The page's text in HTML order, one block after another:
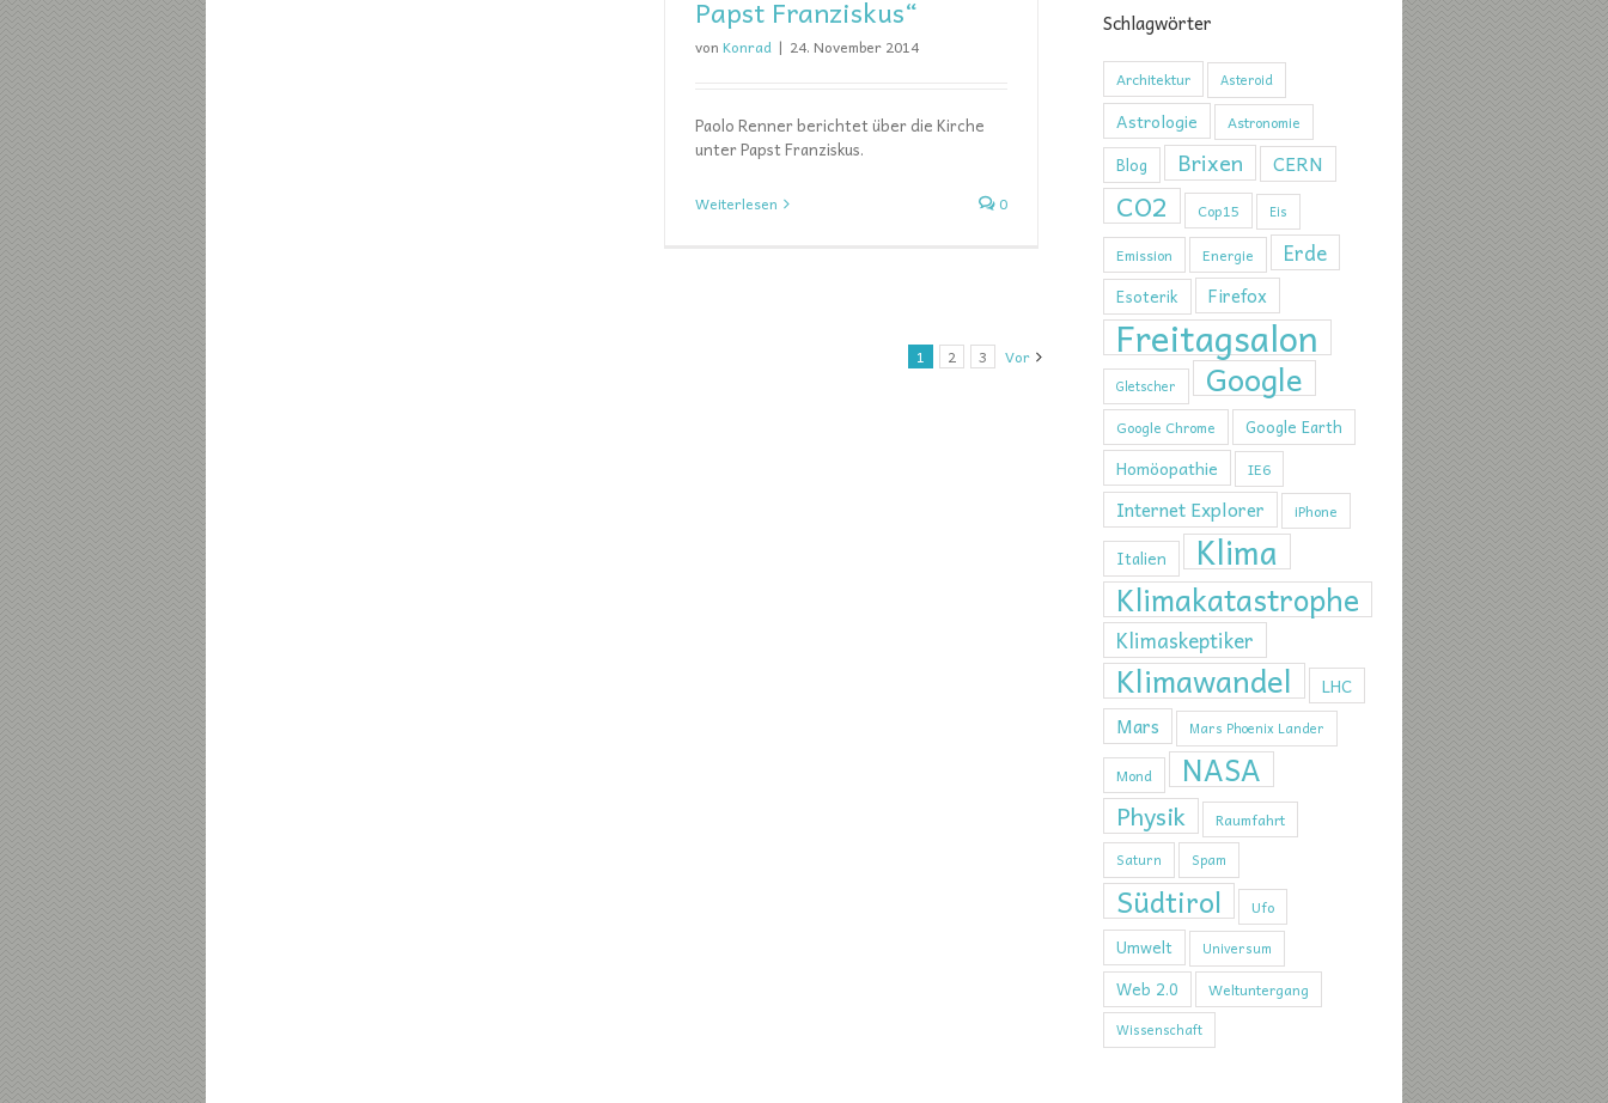
Papst Franziskus“
von Konrad | 24. November 2014
Paolo Renner berichtet über die Kirche
unter Papst Franziskus.
Weiterlesen 0
1 2 3 Vor
Schlagwörter
Architektur Asteroid
Astrologie Astronomie
Blog Brixen CERN
CO2 Cop15 Eis
Emission Energie Erde
Esoterik Firefox
Freitagsalon
Gletscher Google
Google Chrome Google Earth
Homöopathie IE6
Internet Explorer iPhone
Italien Klima
Klimakatastrophe
Klimaskeptiker
Klimawandel LHC
Mars Mars Phoenix Lander
Mond NASA
Physik Raumfahrt
Saturn Spam
Südtirol Ufo
Umwelt Universum
Web 2.0 Weltuntergang
Wissenschaft